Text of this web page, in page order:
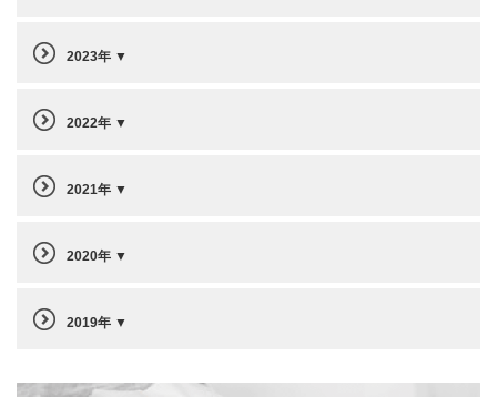
2023年
2022年
2021年
2020年
2019年